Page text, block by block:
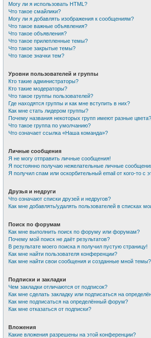
Могу ли я использовать HTML?
Что такое смайлики?
Могу ли я добавлять изображения к сообщениям?
Что такое важные объявления?
Что такое объявления?
Что такое прилепленные темы?
Что такое закрытые темы?
Что такое значки тем?
Уровни пользователей и группы
Кто такие администраторы?
Кто такие модераторы?
Что такое группы пользователей?
Где находятся группы и как мне вступить в них?
Как мне стать лидером группы?
Почему названия некоторых групп имеют разные цвета?
Что такое группа по умолчанию?
Что означает ссылка «Наша команда»?
Личные сообщения
Я не могу отправить личные сообщения!
Я постоянно получаю нежелательные личные
Я получил спам или оскорбительный email от кого-то с
Друзья и недруги
Что означают списки друзей и недругов?
Как мне добавлять/удалять пользователей в списках
Поиск по форумам
Как мне выполнить поиск по форуму или форумам?
Почему мой поиск не даёт результатов?
В результате моего поиска я получил пустую страницу!
Как мне найти пользователя конференции?
Как мне найти свои сообщения и созданные мной темы?
Подписки и закладки
Чем закладки отличаются от подписок?
Как мне сделать закладку или подписаться на
Как мне подписаться на определённый форум?
Как мне отказаться от подписки?
Вложения
Какие вложения разрешены на этой конференции?